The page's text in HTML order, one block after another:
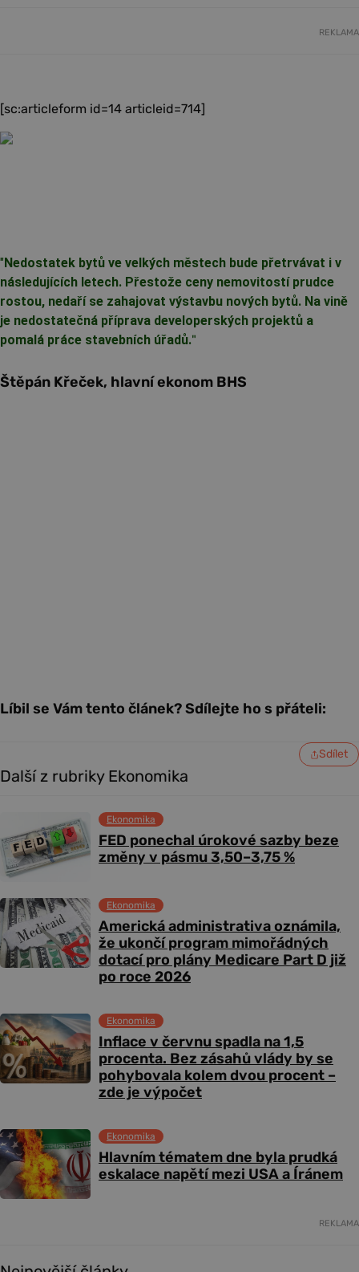
REKLAMA
[sc:articleform id=14 articleid=714]
" Nedostatek bytů ve velkých městech bude přetrvávat i v
následujících letech. Přestože ceny nemovitostí prudce
rostou, nedaří se zahajovat výstavbu nových bytů. Na vině
je nedostatečná příprava developerských projektů a
pomalá práce stavebních úřadů."
Štěpán Křeček, hlavní ekonom BHS
Líbil se Vám tento článek? Sdílejte ho s přáteli:
Sdílet
Další z rubriky Ekonomika
FED ponechal úrokové sazby beze
změny v pásmu 3,50–3,75 %
Ekonomika
Americká administrativa oznámila,
že ukončí program mimořádných
dotací pro plány Medicare Part D již
po roce 2026
Ekonomika
Inflace v červnu spadla na 1,5
procenta. Bez zásahů vlády by se
pohybovala kolem dvou procent –
zde je výpočet
Ekonomika
Hlavním tématem dne byla prudká
eskalace napětí mezi USA a Íránem
Ekonomika
REKLAMA